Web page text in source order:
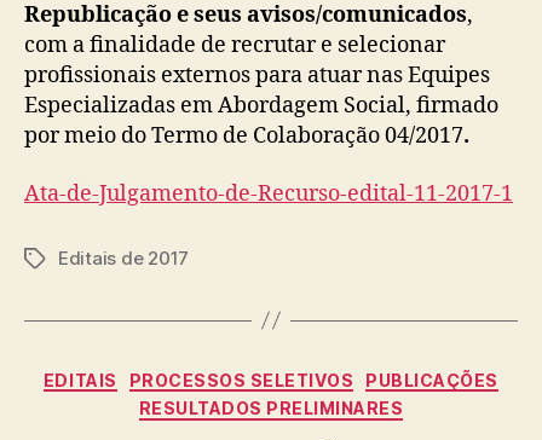
Republicação e seus avisos/comunicados,
com a finalidade de recrutar e selecionar
profissionais externos para atuar nas Equipes
Especializadas em Abordagem Social, firmado
por meio do Termo de Colaboração 04/2017.
Ata-de-Julgamento-de-Recurso-edital-11-2017-1
TagsEditais de 2017
Categorias
EDITAIS PROCESSOS SELETIVOS
PUBLICAÇÕES
RESULTADOS PRELIMINARES